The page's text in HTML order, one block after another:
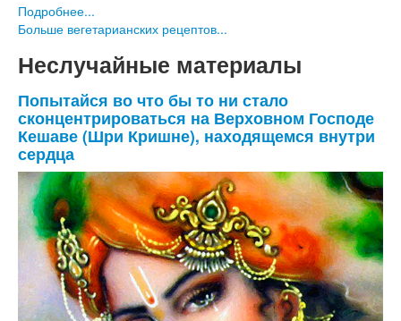
Подробнее...
Больше вегетарианских рецептов...
Неслучайные материалы
Попытайся во что бы то ни стало
сконцентрироваться на Верховном Господе
Кешаве (Шри Кришне), находящемся внутри
сердца